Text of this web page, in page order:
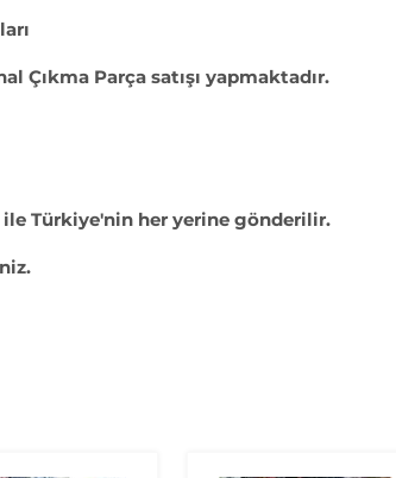
Çıkma Parça satışı yapmaktadır.
Türkiye'nin her yerine gönderilir.